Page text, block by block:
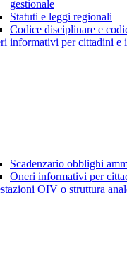
gestionale
Statuti e leggi regionali
Codice disciplinare e
informativi per cittadini e
Scadenzario obblighi
Oneri informativi per
OIV o struttura